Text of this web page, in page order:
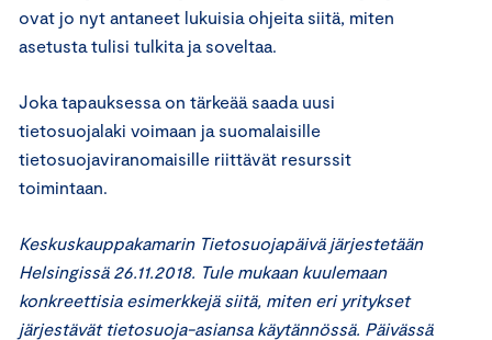
ovat jo nyt antaneet lukuisia ohjeita siitä, miten
asetusta tulisi tulkita ja soveltaa.
Joka tapauksessa on tärkeää saada uusi
tietosuojalaki voimaan ja suomalaisille
tietosuojaviranomaisille riittävät resurssit
toimintaan.
Keskuskauppakamarin Tietosuojapäivä järjestetään
Helsingissä 26.11.2018. Tule mukaan kuulemaan
konkreettisia esimerkkejä siitä, miten eri yritykset
järjestävät tietosuoja-asiansa käytännössä. Päivässä